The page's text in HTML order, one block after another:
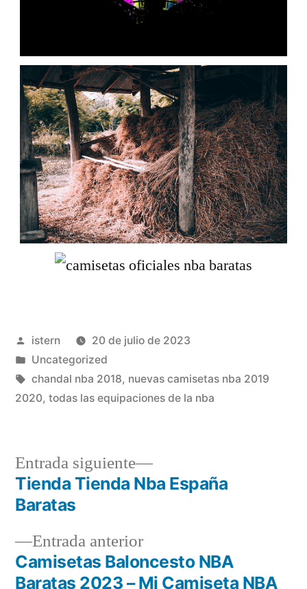
Publicado
por
istern
20 de julio de 2023
Publicado
en
Uncategorized
Etiquetas:
chandal nba 2018, nuevas camisetas nba 2019
2020, todas las equipaciones de la nba
Navegación
entradas
Entrada anteriorEntrada
anterior:
Camisetas Baloncesto NBA
Baratas 2023 – Mi Camiseta NBA
Entrada siguiente
Entrada
siguiente:
Tienda Tienda Nba España
Baratas